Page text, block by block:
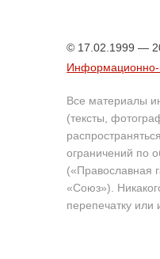
© 17.02.1999 —
Информационно-
Все материалы
(тексты,
ограничений по
(«Православная
«Союз»).
перепечатку или